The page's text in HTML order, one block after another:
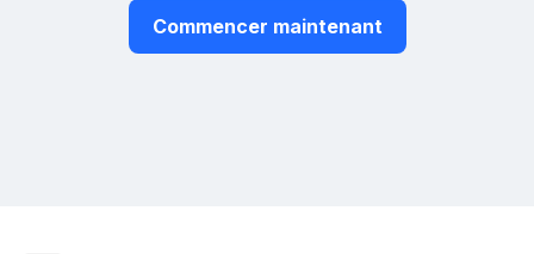
Commencer maintenant